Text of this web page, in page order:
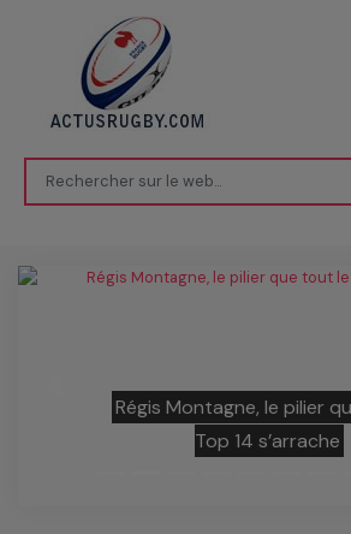
Régis Montagne, le pilier
Top 14 s’arrache
Previous